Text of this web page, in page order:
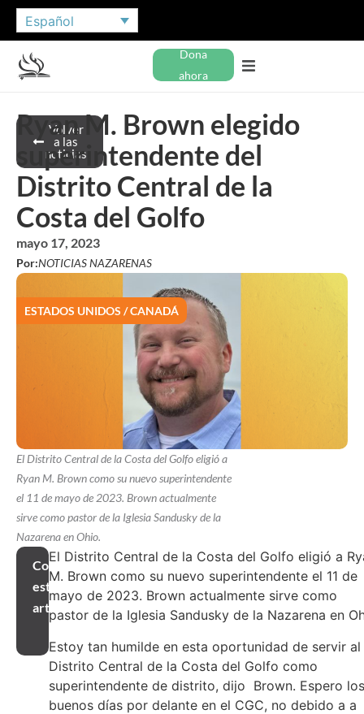
Español
Dona
ahora
Volver
a las
noticias
Ryan M. Brown elegido
superintendente del
Distrito Central de la
Costa del Golfo
mayo 17, 2023
Por:NOTICIAS NAZARENAS
ESTADOS UNIDOS / CANADÁ
El Distrito Central de la Costa del Golfo eligió a
Ryan M. Brown como su nuevo superintendente
el 11 de mayo de 2023. Brown actualmente
sirve como pastor de la Iglesia Sandusky de la
Nazarena en Ohio.
Compartir
este
artículo
El Distrito Central de la Costa del Golfo eligió a
M. Brown como su nuevo superintendente el 11 de
mayo de 2023. Brown actualmente sirve como
pastor de la Iglesia Sandusky de la Nazarena en
Estoy tan humilde en esta oportunidad de servir al
Distrito Central de la Costa del Golfo como
superintendente de distrito, dijo Brown. Espero los
buenos días por delante en el CGC, no debido a a